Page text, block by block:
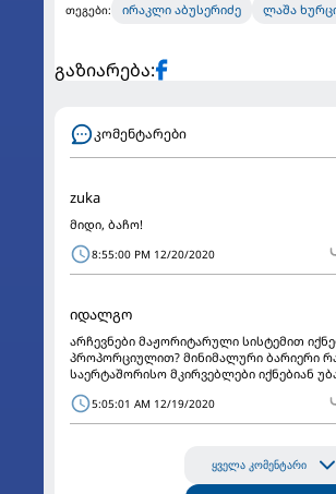
თეგები: ირაკლი აბუსერიძე ლაშა
გაზიარება:
კომენტარები
zuka
მიდი, ბაჩო!
8:55:00 PM 12/20/2020
იდალგო
არჩევნები მაჟორიტარული სისტემით
პროპორციულით? მინიმალური ბარიერი
საერტაშორისო მკირვებლები იქნებიან
5:05:01 AM 12/19/2020
ყველა კომენტარი